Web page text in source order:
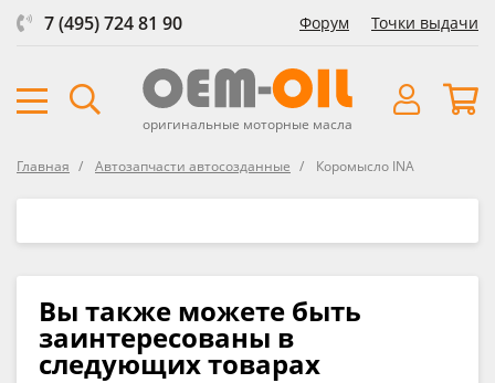
7 (495) 724 81 90 Форум Точки выдачи
оригинальные моторные масла
Главная Автозапчасти автосозданные Коромысло INA
Вы также можете быть
заинтересованы в
следующих товарах